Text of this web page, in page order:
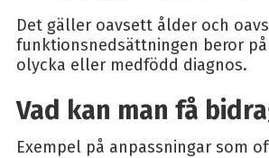
Det gäller oavsett ålder och
funktionsnedsättningen beror
olycka eller medfödd diagnos.
Vad kan man få
Exempel på anpassningar som